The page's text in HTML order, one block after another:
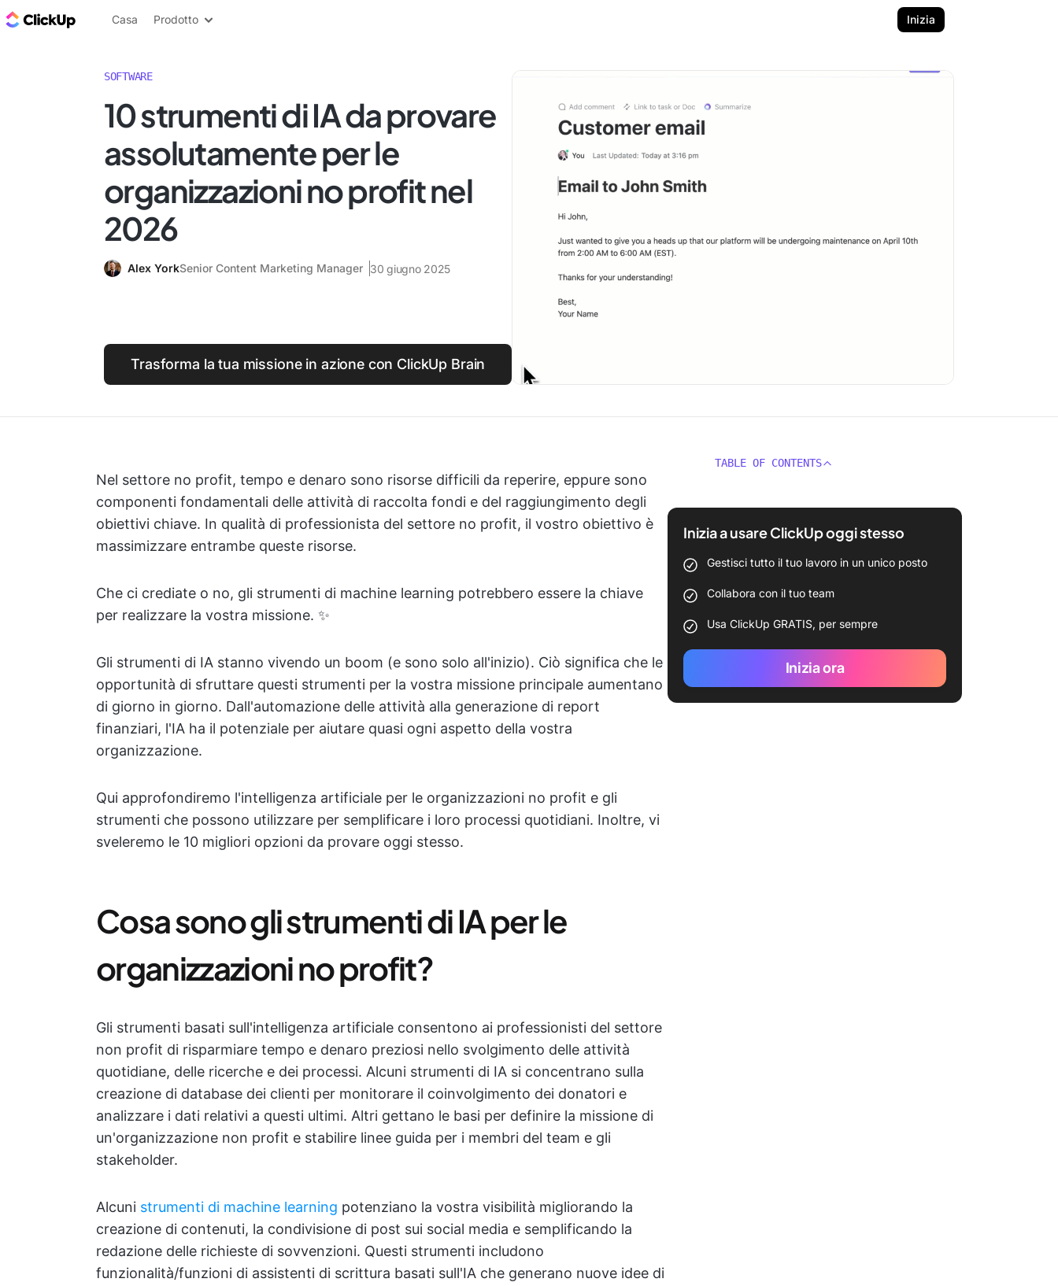
Blog di ClickUp
Casa Prodotto Inizia
SOFTWARE
10 strumenti di IA da provare
assolutamente per le
organizzazioni no profit nel
2026
Alex YorkSenior Content Marketing Manager 30 giugno 2025
Trasforma la tua missione in azione con ClickUp Brain
Nel settore no profit, tempo e denaro sono risorse difficili da reperire, eppure sono
componenti fondamentali delle attività di raccolta fondi e del raggiungimento degli
obiettivi chiave. In qualità di professionista del settore no profit, il vostro obiettivo è
massimizzare entrambe queste risorse.
Che ci crediate o no, gli strumenti di machine learning potrebbero essere la chiave
per realizzare la vostra missione. ✨
Gli strumenti di IA stanno vivendo un boom (e sono solo all'inizio). Ciò significa che le
opportunità di sfruttare questi strumenti per la vostra missione principale aumentano
di giorno in giorno. Dall'automazione delle attività alla generazione di report
finanziari, l'IA ha il potenziale per aiutare quasi ogni aspetto della vostra
organizzazione.
Qui approfondiremo l'intelligenza artificiale per le organizzazioni no profit e gli
strumenti che possono utilizzare per semplificare i loro processi quotidiani. Inoltre, vi
sveleremo le 10 migliori opzioni da provare oggi stesso.
Cosa sono gli strumenti di IA per le
organizzazioni no profit?
Gli strumenti basati sull'intelligenza artificiale consentono ai professionisti del settore
non profit di risparmiare tempo e denaro preziosi nello svolgimento delle attività
quotidiane, delle ricerche e dei processi. Alcuni strumenti di IA si concentrano sulla
creazione di database dei clienti per monitorare il coinvolgimento dei donatori e
analizzare i dati relativi a questi ultimi. Altri gettano le basi per definire la missione di
un'organizzazione non profit e stabilire linee guida per i membri del team e gli
stakeholder.
Alcuni strumenti di machine learning potenziano la vostra visibilità migliorando la
creazione di contenuti, la condivisione di post sui social media e semplificando la
redazione delle richieste di sovvenzioni. Questi strumenti includono
funzionalità/funzioni di assistenti di scrittura basati sull'IA che generano nuove idee di
TABLE OF CONTENTS
Inizia a usare ClickUp oggi stesso
Gestisci tutto il tuo lavoro in un unico posto
Collabora con il tuo team
Usa ClickUp GRATIS, per sempre
Inizia ora